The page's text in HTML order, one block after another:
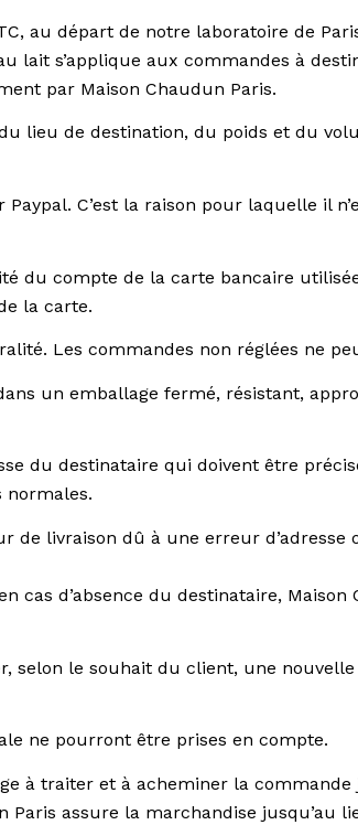
au départ de notre laboratoire de
lait s’applique aux commandes à
par Maison Chaudun Paris.
lieu de destination, du poids et du
C’est la raison pour laquelle il
du compte de la carte bancaire
la carte.
Les commandes non réglées ne
un emballage fermé, résistant,
du destinataire qui doivent être
normales.
livraison dû à une erreur d’adresse
cas d’absence du destinataire,
selon le souhait du client, une
ne pourront être prises en compte.
à traiter et à acheminer la
assure la marchandise jusqu’au